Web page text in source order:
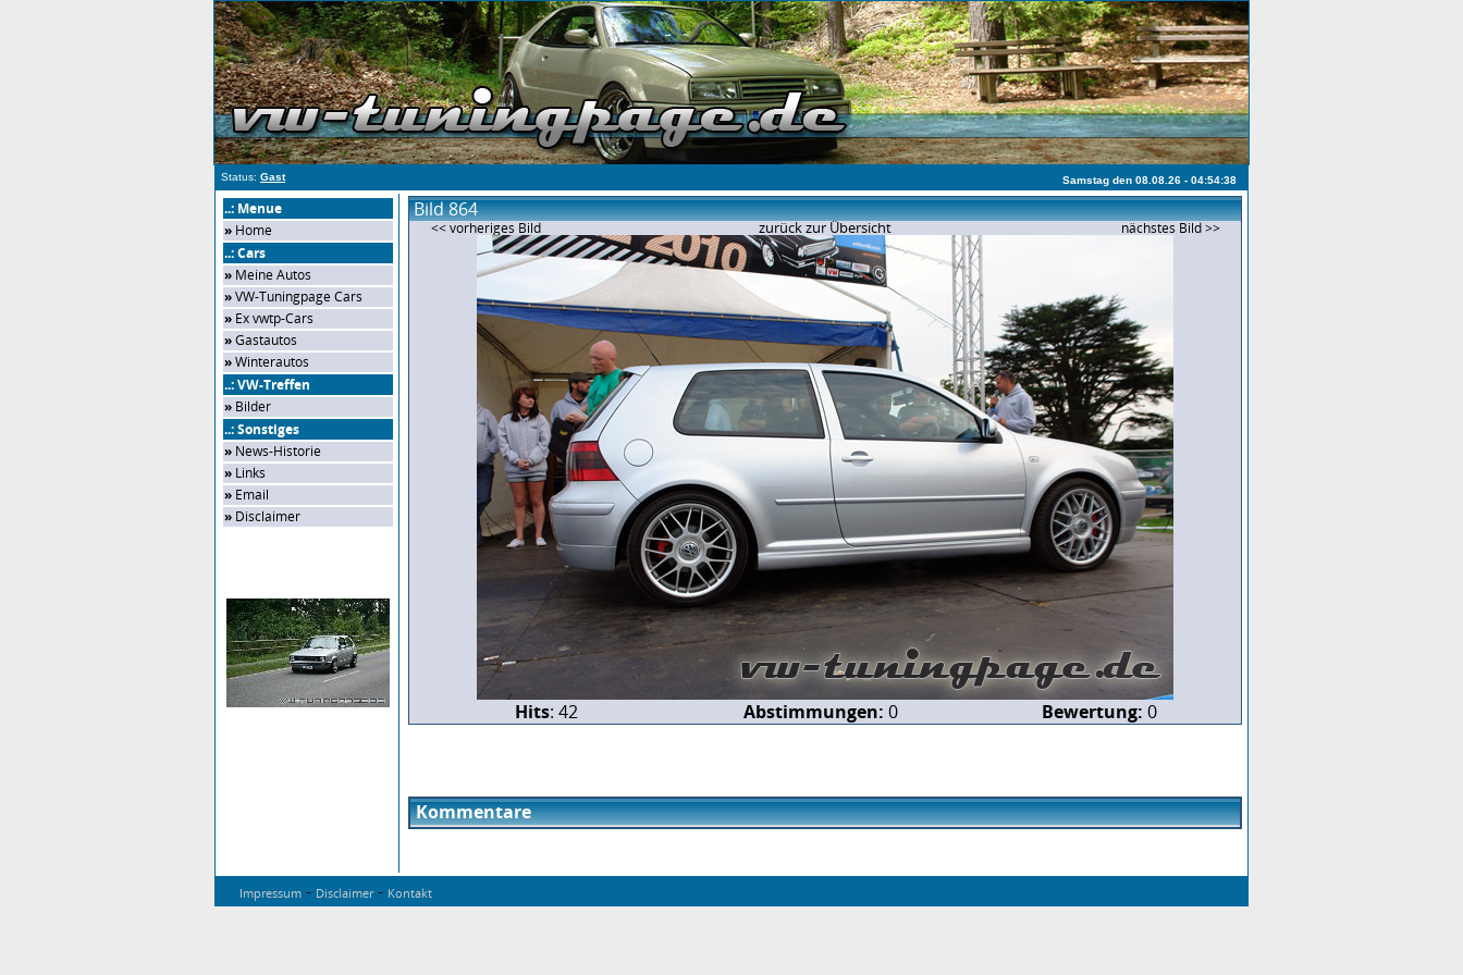
Status: Gast Samstag den 08.08.26 - 04:54:38
..: Menue
» Home
..: Cars
» Meine Autos
»VW-Tuningpage Cars
» Ex vwtp-Cars
»Gastautos
»Winterautos
..: VW-Treffen
» Bilder
..: Sonstiges
» News-Historie
» Links
» Email
» Disclaimer
Bild 864
<< vorheriges Bild zurück zur Übersicht nächstes Bild >>
Hits: 42 Abstimmungen: 0 Bewertung: 0
Kommentare
Impressum - Disclaimer- Kontakt